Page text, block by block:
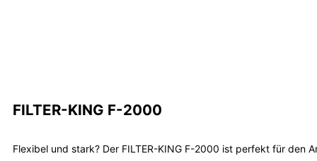
FILTER-KING F-2000
Flexibel und stark? Der FILTER-KING F-2000 ist perfekt für den